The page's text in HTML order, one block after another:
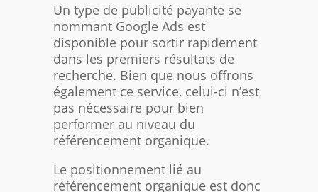
Un type de publicité payante se
nommant Google Ads est
disponible pour sortir rapidement
dans les premiers résultats de
recherche. Bien que nous offrons
également ce service, celui-ci n’est
pas nécessaire pour bien
performer au niveau du
référencement organique.
Le positionnement lié au
référencement organique est donc